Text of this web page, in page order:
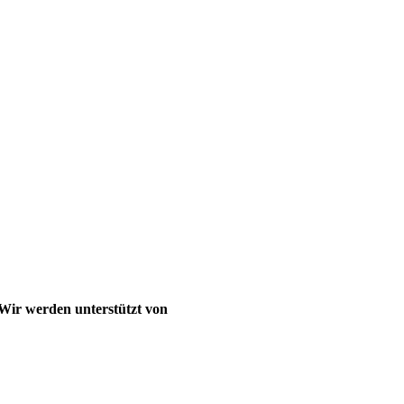
werden unterstützt von